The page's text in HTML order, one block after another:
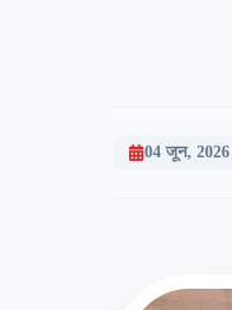
04 जून, 2026